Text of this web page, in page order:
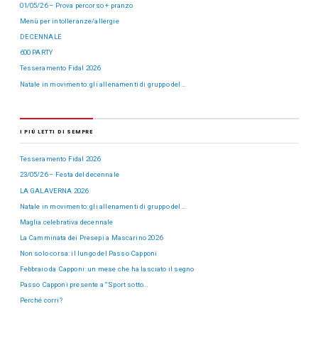
01/05/26 – Prova percorso + pranzo
Menù per intolleranze/allergie
DECENNALE
600 PARTY
Tesseramento Fidal 2026
Natale in movimento: gli allenamenti di gruppo del…
I PIÙ LETTI DI SEMPRE
Tesseramento Fidal 2026
23/05/26 – Festa del decennale
LA GALAVERNA 2026
Natale in movimento: gli allenamenti di gruppo del…
Maglia celebrativa decennale
La Camminata dei Presepi a Mascarino 2026
Non solo corsa: il lungo del Passo Capponi
Febbraio da Capponi: un mese che ha lasciato il segno
Passo Capponi presente a “Sport sotto…
Perché corri?